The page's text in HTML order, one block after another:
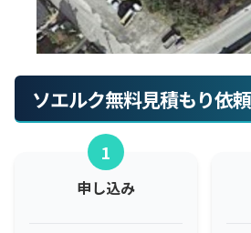
ソエルク無料見積もり依
1
申し込み